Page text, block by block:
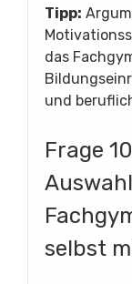
Tipp:
das
und
Frage
selbst